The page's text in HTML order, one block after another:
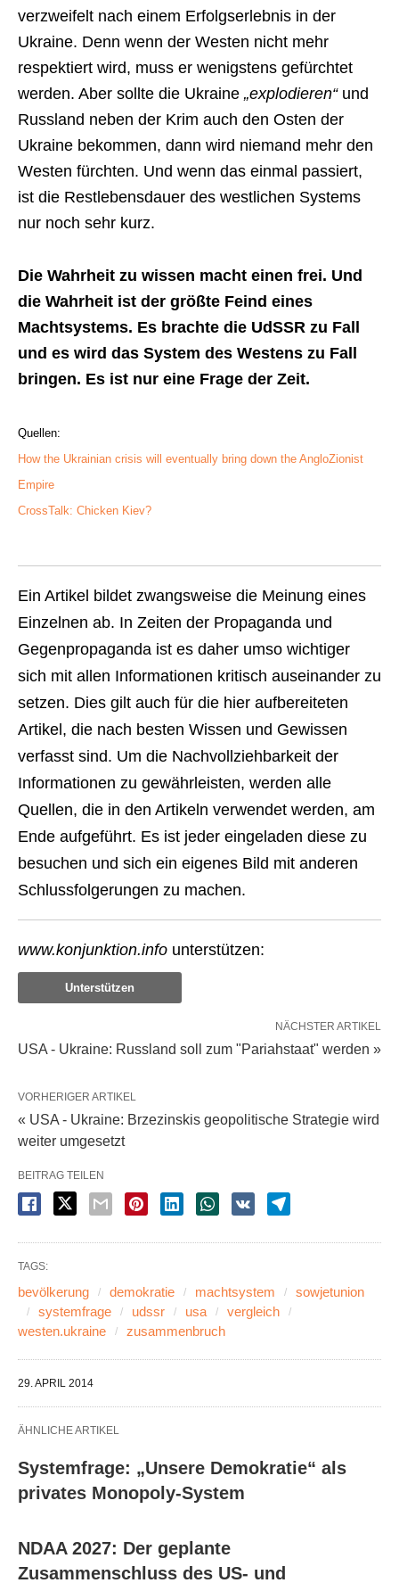
verzweifelt nach einem Erfolgserlebnis in der
Ukraine. Denn wenn der Westen nicht mehr
respektiert wird, muss er wenigstens gefürchtet
werden. Aber sollte die Ukraine „explodieren“und
Russland neben der Krim auch den Osten der
Ukraine bekommen, dann wird niemand mehr den
Westen fürchten. Und wenn das einmal passiert,
ist die Restlebensdauer des westlichen Systems
nur noch sehr kurz.
Die Wahrheit zu wissen macht einen frei. Und
die Wahrheit ist der größte Feind eines
Machtsystems. Es brachte die UdSSR zu Fall
und es wird das System des Westens zu Fall
bringen. Es ist nur eine Frage der Zeit.
Quellen:
How the Ukrainian crisis will eventually bring down the AngloZionist
Empire
CrossTalk: Chicken Kiev?
Ein Artikel bildet zwangsweise die Meinung eines
Einzelnen ab. In Zeiten der Propaganda und
Gegenpropaganda ist es daher umso wichtiger
sich mit allen Informationen kritisch auseinander zu
setzen. Dies gilt auch für die hier aufbereiteten
Artikel, die nach besten Wissen und Gewissen
verfasst sind. Um die Nachvollziehbarkeit der
Informationen zu gewährleisten, werden alle
Quellen, die in den Artikeln verwendet werden, am
Ende aufgeführt. Es ist jeder eingeladen diese zu
besuchen und sich ein eigenes Bild mit anderen
Schlussfolgerungen zu machen.
www.konjunktion.info unterstützen:
Unterstützen
NÄCHSTER ARTIKEL
USA - Ukraine: Russland soll zum "Pariahstaat" werden »
VORHERIGER ARTIKEL
« USA - Ukraine: Brzezinskis geopolitische Strategie wird
weiter umgesetzt
BEITRAG TEILEN
TAGS:
bevölkerung demokratie machtsystem
sowjetunion
systemfrage
udssr usa
vergleich
westen.ukraine
zusammenbruch
29. APRIL 2014
ÄHNLICHE ARTIKEL
Systemfrage: „Unsere Demokratie“ als
privates Monopoly-System
NDAA 2027: Der geplante
Zusammenschluss des US- und